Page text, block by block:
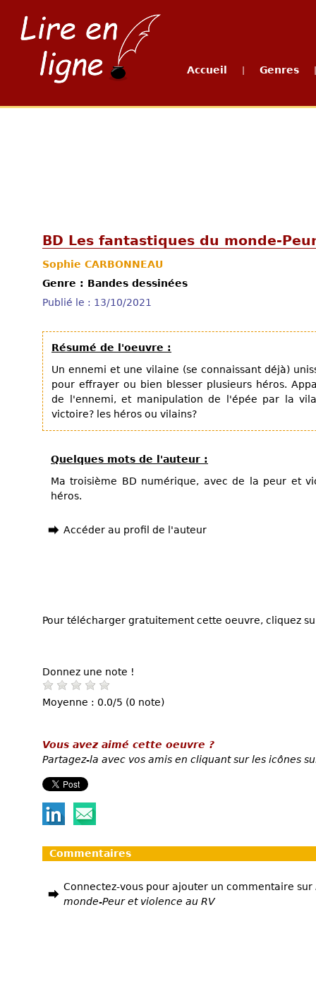
Accueil Genres
BD Les fantastiques du monde-
Sophie CARBONNEAU
Genre : Bandes dessinées
Publié le : 13/10/2021
Résumé de l'oeuvre :
Un ennemi et une vilaine (se connaissant déjà)
pour effrayer ou bien blesser plusieurs héros.
de l'ennemi, et manipulation de l'épée par la
victoire? les héros ou vilains?
Quelques mots de l'auteur :
Ma troisième BD numérique, avec de la peur et
héros.
Accéder au profil de l'auteur
Pour télécharger gratuitement cette oeuvre, cliquez
Donnez une note !
Moyenne : 0.0/5 (0 note)
Vous avez aimé cette oeuvre ?
Partagez-la avec vos amis en cliquant sur les icônes
Commentaires
Connectez-vous pour ajouter un commentaire sur
monde-Peur et violence au RV